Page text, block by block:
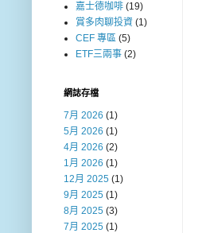
嘉士德咖啡 (19)
賞多肉聊投資 (1)
CEF 專區 (5)
ETF三兩事 (2)
網誌存檔
7月 2026 (1)
5月 2026 (1)
4月 2026 (2)
1月 2026 (1)
12月 2025 (1)
9月 2025 (1)
8月 2025 (3)
7月 2025 (1)